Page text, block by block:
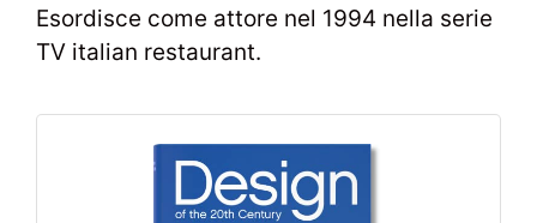
Esordisce come attore nel 1994 nella serie
TV italian restaurant.